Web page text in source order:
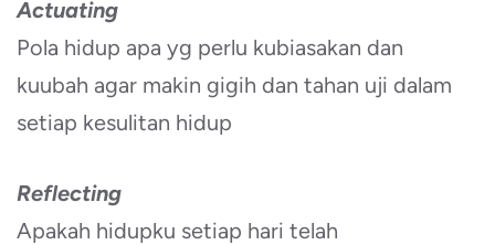
Actuating
Pola hidup apa yg perlu kubiasakan dan
kuubah agar makin gigih dan tahan uji dalam
setiap kesulitan hidup
Reflecting
Apakah hidupku setiap hari telah